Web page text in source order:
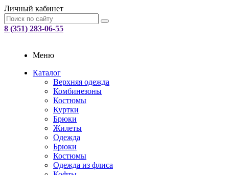
Личный кабинет
8 (351) 283-06-55
Меню
Каталог
Верхняя одежда
Комбинезоны
Костюмы
Куртки
Брюки
Жилеты
Одежда
Брюки
Костюмы
Одежда из флиса